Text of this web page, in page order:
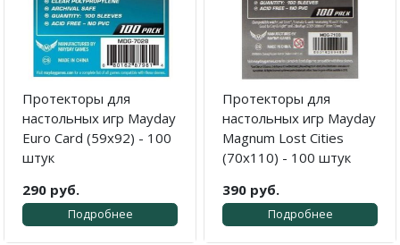
Протекторы для
настольных игр Mayday
Euro Card (59х92) - 100
штук
290 руб.
Подробнее
Протекторы для
настольных игр Mayday
Magnum Lost Cities
(70x110) - 100 штук
390 руб.
Подробнее